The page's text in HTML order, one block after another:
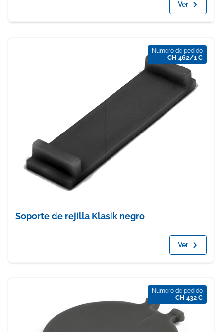
Ver
Número de pedido
CH 462/1 C
Soporte de rejilla Klasik negro
Ver
Número de pedido
CH 432 C